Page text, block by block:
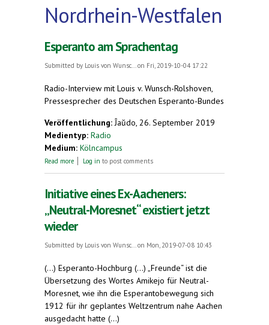
Nordrhein-Westfalen
Esperanto am Sprachentag
Submitted by Louis von Wunsc...on Fri, 2019-10-04 17:22
Radio-Interview mit Louis v. Wunsch-Rolshoven,
Pressesprecher des Deutschen Esperanto-Bundes
Veröffentlichung:Ĵaŭdo, 26. September 2019
Medientyp: Radio
Medium: Kölncampus
Read more about Esperanto am Sprachentag
Log in to post comments
Initiative eines Ex-Aacheners:
„Neutral-Moresnet“ existiert jetzt
wieder
Submitted by Louis von Wunsc...on Mon, 2019-07-08 10:43
(...) Esperanto-Hochburg (...) „Freunde“ ist die
Übersetzung des Wortes Amikejo für Neutral-
Moresnet, wie ihn die Esperantobewegung sich
1912 für ihr geplantes Weltzentrum nahe Aachen
ausgedacht hatte (...)